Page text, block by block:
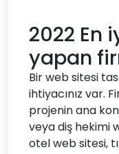
2022 En
yapan
Bir web sitesi
ihtiyacınız var.
projenin ana
veya diş hekimi
otel web sitesi,